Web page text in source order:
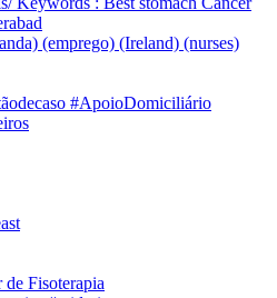
(emprego) (Ireland) (nurses)
#ApoioDomiciliário
Fisoterapia